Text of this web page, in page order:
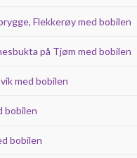
Flekkerøy med bobilen
på Tjøm med bobilen
med bobilen
bobilen
bobilen